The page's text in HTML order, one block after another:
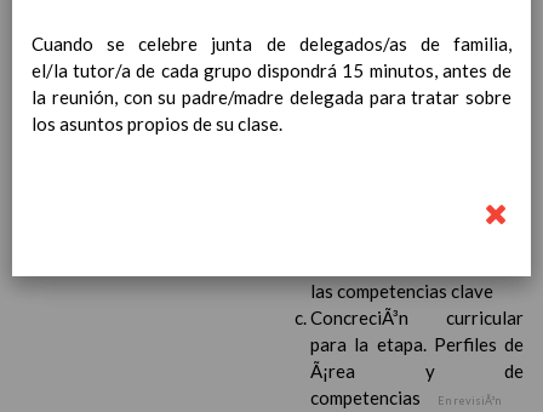
Objetivos del Ã¡rea
ContribuciÃ³n del Ã¡rea a
las competencias clave
Ãrea de EducaciÃ³n ArtÃ­stica
las competencias clave
ConcreciÃ³n curricular
para la etapa. Perfiles de
Ã¡rea y de
competencias
En revisiÃ³n
Cuando se celebre junta de delegados/as de familia,
el/la tutor/a de cada grupo dispondrá 15 minutos, antes de
la reunión, con su padre/madre delegada para tratar sobre
los asuntos propios de su clase.